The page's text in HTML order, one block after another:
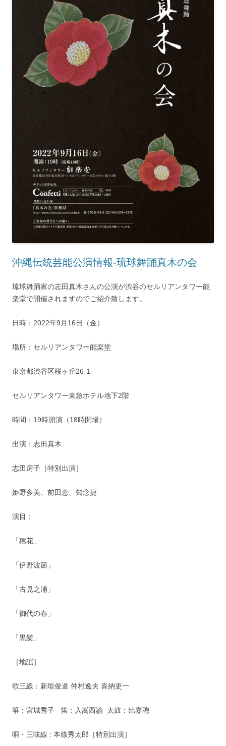
沖縄伝統芸能公演情報-琉球舞踊真木の会
琉球舞踊家の志田真木さんの公演が渋谷のセルリアンタワー能
楽堂で開催されますのでご紹介致します。
日時：2022年9月16日（金）
場所：セルリアンタワー能楽堂
東京都渋谷区桜ヶ丘26-1
セルリアンタワー東急ホテル地下2階
時間：19時開演（18時開場）
出演：志田真木
志田房子［特別出演］
姫野多美、前田恵、知念捷
演目：
「穂花」
「伊野波節」
「古見之浦」
「御代の春」
「黒髪」
［地謡］
歌三線：新垣俊道 仲村逸夫 喜納吏一
箏：宮城秀子 笛：入嵩西諭 太鼓：比嘉聰
唄・三味線 : 本條秀太郎［特別出演］